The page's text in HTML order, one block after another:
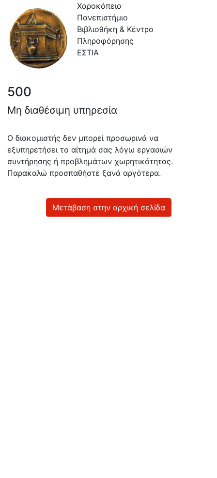
Χαροκόπειο
Πανεπιστήμιο
Βιβλιοθήκη & Κέντρο
Πληροφόρησης
ΕΣΤΙΑ
Πληροφορίες
Επικοινωνία
Υπηρεσίες
Αυτοαπόθεσης
Ανοιχτά
Δεδομένα
500
Μη διαθέσιμη υπηρεσία
Ο διακομιστής δεν μπορεί προσωρινά να
εξυπηρετήσει το αίτημά σας λόγω εργασιών
συντήρησης ή προβλημάτων χωρητικότητας.
Παρακαλώ προσπαθήστε ξανά αργότερα.
Μετάβαση στην αρχική σελίδα